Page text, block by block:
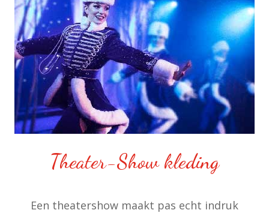
Theater-Show kleding
Een theatershow maakt pas echt indruk